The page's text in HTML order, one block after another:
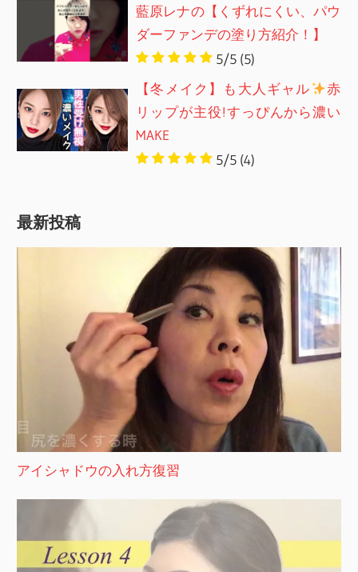
藍原レナの【くずれにくい、パウ
ダーファンデの塗り方紹介！】
5/5 (5)
【冬メイク】も大人ギャル
赤
リップが主役!すっぴんから濃い
MAKE
5/5 (4)
最新投稿
アイシャドウの入れ方復習